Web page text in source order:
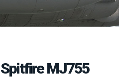
Spitfire MJ755